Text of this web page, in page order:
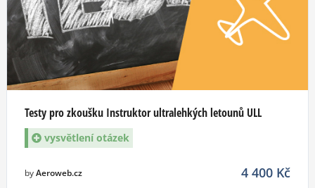
Testy pro zkoušku Instruktor ultralehkých letounů ULL
vysvětlení otázek
byAeroweb.cz 4 400 Kč